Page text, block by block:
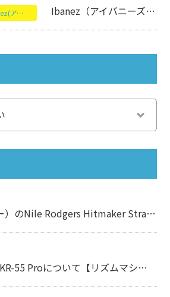
Ibanez(アイバニーズ) Ibanez（アイバニーズ）の EHB1005MSL-SFMについて【エレキベース】
Fender（フェンダー）のNile Rodgers Hitmaker Stratocasterについて【エレキギター】
KORG（コルグ）のKR-55 Proについて【リズムマシン】